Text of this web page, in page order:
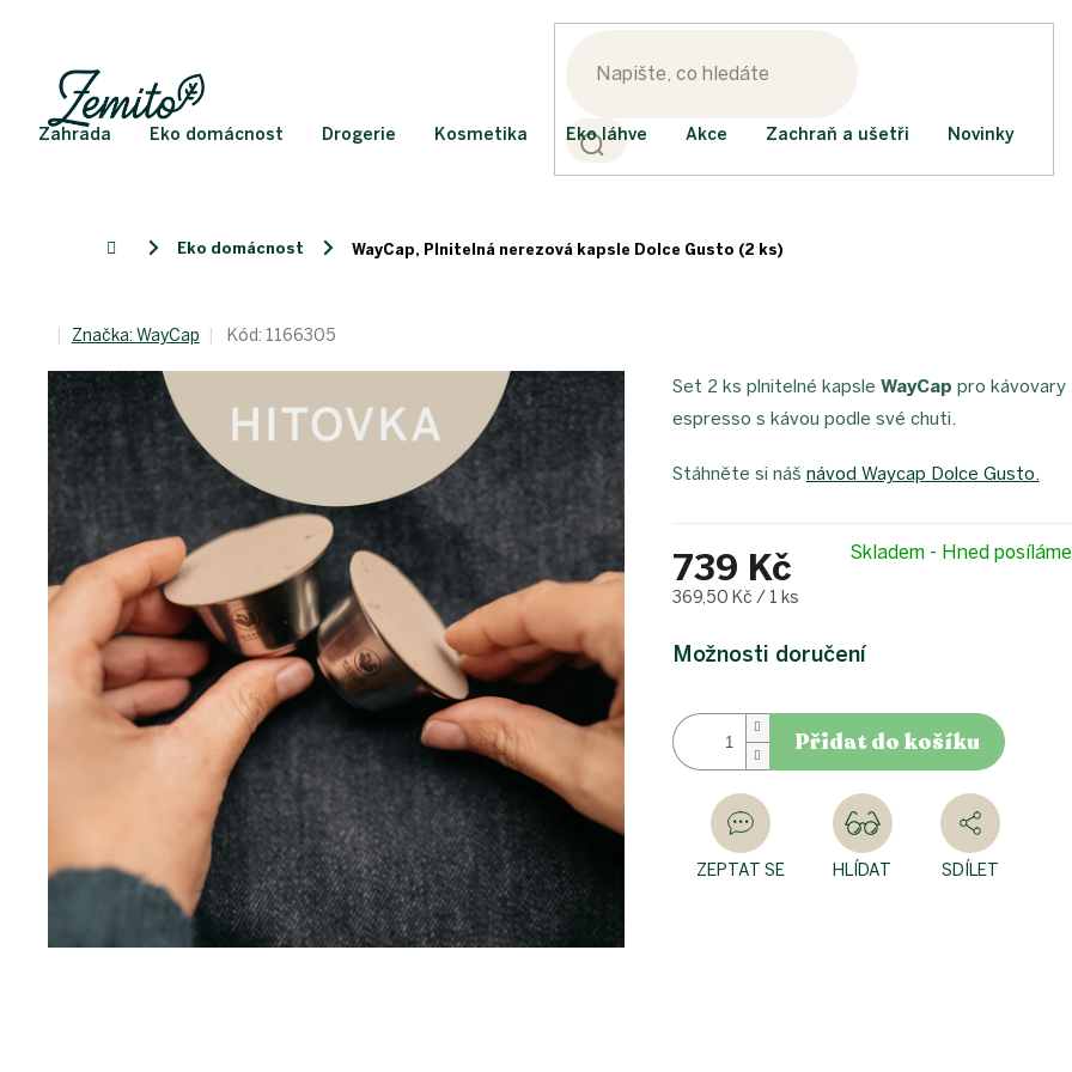
Zahrada Eko domácnost Drogerie Kosmetika Eko láhve Akce Zachraň a ušetři Novinky
Domů Eko domácnost WayCap, Plnitelná nerezová kapsle Dolce Gusto (2 ks)
Značka: WayCap Kód: 1166305
739 Kč
Měrná
369,50 Kč / 1 ks
Skladem - Hned
Možnosti doručení
Přidat do košíku
Set 2 ks plnitelné kapsle WayCap pro kávovary
espresso s kávou podle své chuti.
Stáhněte si náš návod Waycap Dolce Gusto.
ZEPTAT SE HLÍDAT SDÍLET